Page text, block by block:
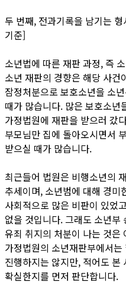
두 번째, 전과기록을 남기는
기준]
소년법에 따른 재판 과정, 즉
소년 재판의 경향은 해당 사건
잠정처분으로 보호소년을 소
때가 많습니다. 많은 보호소년
가정법원에 재판을 받으러 갔
부모님만 집에 돌아오시면서
받으실 때가 많습니다.
최근들어 법원은 비행소년의
추세이며, 소년범에 대해 경미
사회적으로 많은 비판이 있었
없을 것입니다. 그래도 소년부
유죄 취지의 처분이 나는 것은
가정법원의 소년재판부에서
진행하지는 않지만, 적어도 본
확실한지를 먼저 판단합니다.